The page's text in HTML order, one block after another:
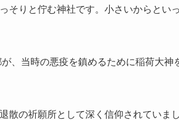
そりと佇む神社です。小さいからとい
、当時の悪疫を鎮めるために稲荷大神
散の祈願所として深く信仰されていまし